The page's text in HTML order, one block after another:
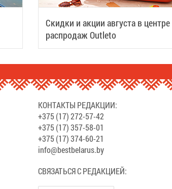
Скидки и акции августа в центре
распродаж Outleto
КОНТАКТЫ РЕДАКЦИИ:
+375 (17) 272-57-42
+375 (17) 357-58-01
+375 (17) 374-60-21
info@bestbelarus.by
СВЯЗАТЬСЯ С РЕДАКЦИЕЙ: